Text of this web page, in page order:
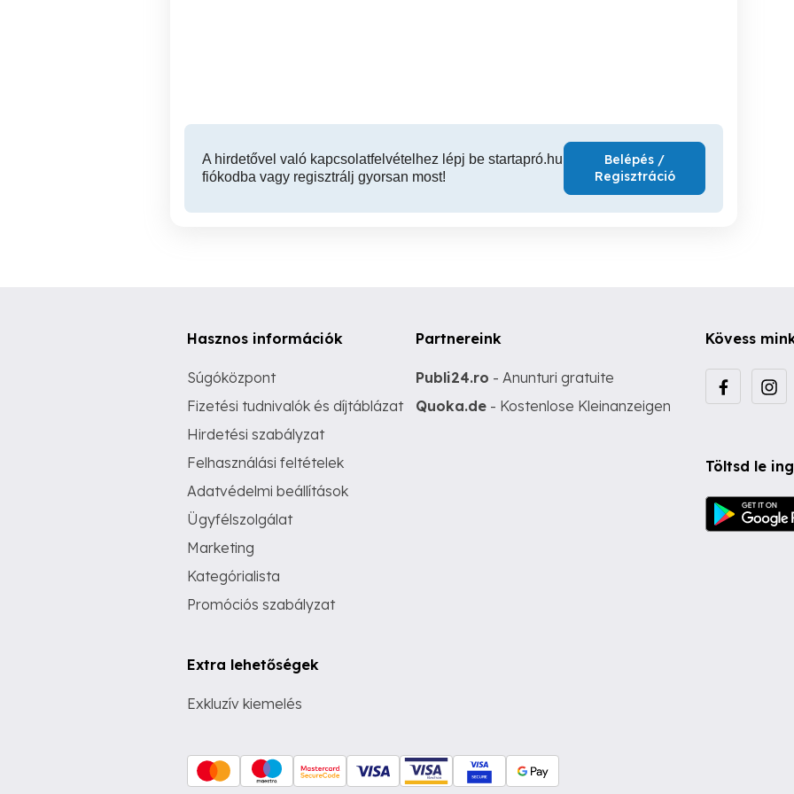
A hirdetővel való kapcsolatfelvételhez lépj be startapró.hu
fiókodba vagy regisztrálj gyorsan most!
Belépés /
Regisztráció
Hasznos információk
Súgóközpont
Fizetési tudnivalók és díjtáblázat
Hirdetési szabályzat
Felhasználási feltételek
Adatvédelmi beállítások
Ügyfélszolgálat
Marketing
Kategórialista
Promóciós szabályzat
Extra lehetőségek
Exkluzív kiemelés
Partnereink
Publi24.ro - Anunturi gratuite
Quoka.de - Kostenlose Kleinanzeigen
Kövess
Töltsd le